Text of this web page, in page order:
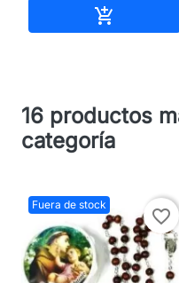

16 productos
categoría
Fuera de stock
favorite_border